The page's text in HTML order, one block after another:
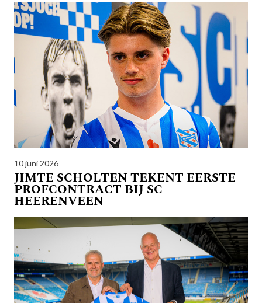
10 juni 2026
JIMTE SCHOLTEN TEKENT EERSTE
PROFCONTRACT BIJ SC
HEERENVEEN